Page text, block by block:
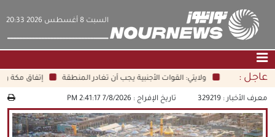
‫السبت‬ 8 أغسطس 2026 20:33
الصفحة الرئيسية|التواصل معنا|من نحن
عناوين الأخبار
عاجل : إتفاق مكة ولايتي: القوات الأجنبية يجب أن تغادر المنطقة
معرف الأخبار : 329219 تاريخ الإفراج :7/8/2026 2:41:17 PM